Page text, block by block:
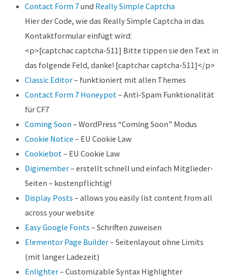
Contact Form 7und Really Simple Captcha
Hier der Code, wie das Really Simple Captcha in das
Kontaktformular einfügt wird:
<p>[captchac captcha-511] Bitte tippen sie den Text in
das folgende Feld, danke! [captchar captcha-511]</p>
Classic Editor– funktioniert mit allen Themes
Contact Form 7 Honeypot – Anti-Spam Funktionalität
für CF7
Coming Soon – WordPress “Coming Soon” Modus
Cookie Notice – EU Cookie Law
Cookiebot – EU Cookie Law
Digimember– erstellt schnell und einfach Mitglieder-
Seiten – kostenpflichtig!
Display Posts – allows you easily list content from all
across your website
Easy Google Fonts – Schriften zuweisen
Elementor Page Builder– Seitenlayout ohne Limits
(mit langer Ladezeit)
Enlighter– Customizable Syntax Highlighter